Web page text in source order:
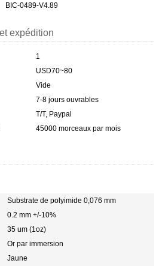
BIC-0489-V4.89
expédition
1
USD70~80
Vide
7-8 jours ouvrables
T/T, Paypal
45000 morceaux par mois
Substrate de polyimide 0,076 mm
0.2 mm +/-10%
35 um (1oz)
Or par immersion
Jaune